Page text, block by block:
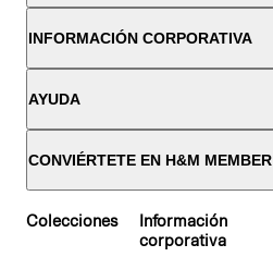
INFORMACIÓN CORPORATIVA
AYUDA
CONVIÉRTETE EN H&M MEMBER
Colecciones
Información
corporativa